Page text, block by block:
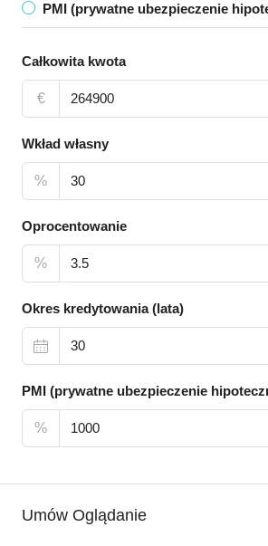
PMI (prywatne ubezpieczenie
Całkowita kwota
€
Wkład własny
%
Oprocentowanie
%
Okres kredytowania (lata)
PMI (prywatne ubezpieczenie
%
Umów Oglądanie